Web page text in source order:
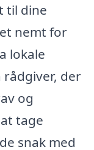
til dine
nemt for
lokale
der
og
tage
snak med